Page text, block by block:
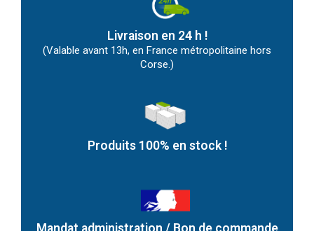
Livraison en 24 h !
(Valable avant 13h, en France métropolitaine hors
Corse.)
Produits 100% en stock !